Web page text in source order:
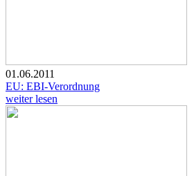
01.06.2011
EU: EBI-Verordnung
weiter lesen